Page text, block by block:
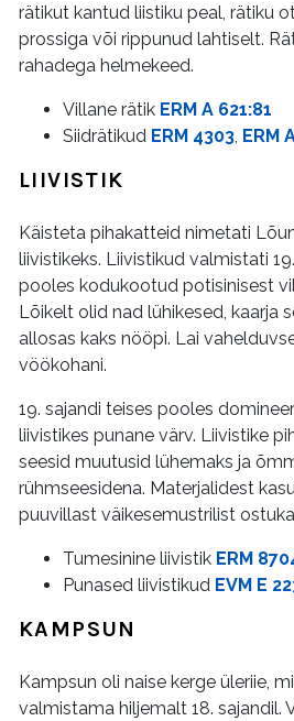
rätikut kantud liistiku peal, rätiku
prossiga või rippunud lahtiselt.
rahadega helmekeed.
Villane rätik ERM A 621:81
Siidrätikud ERM 4303, ERM
LIIVISTIK
Käisteta pihakatteid nimetati
liivistikeks. Liivistikud valmistati
pooles kodukootud potisinisest
Lõikelt olid nad lühikesed, kaarja
allosas kaks nööpi. Lai
vöökohani.
19. sajandi teises pooles
liivistikes punane värv. Liivistike
seesid muutusid lühemaks ja
rühmseesidena. Materjalidest
puuvillast väikesemustrilist
Tumesinine liivistik ERM
Punased liivistikud EVM E
KAMPSUN
Kampsun oli naise kerge üleriie,
valmistama hiljemalt 18. sajandil.